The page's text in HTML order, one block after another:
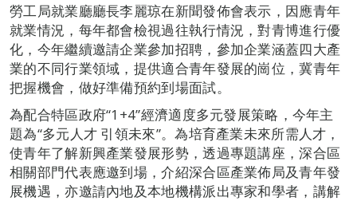
勞工局就業廳廳長李麗琼在新聞發佈會表示，因應青年
就業情況，每年都會檢視過往執行情況，對青博進行優
化，今年繼續邀請企業參加招聘，參加企業涵蓋四大產
業的不同行業領域，提供適合青年發展的崗位，冀青年
把握機會，做好準備預約到場面試。
為配合特區政府“1+4”經濟適度多元發展策略，今年主
題為“多元人才 引領未來”。為培育產業未來所需人才，
使青年了解新興產業發展形勢，透過專題講座，深合區
相關部門代表應邀到場，介紹深合區產業佈局及青年發
展機遇，亦邀請內地及本地機構派出專家和學者，講解